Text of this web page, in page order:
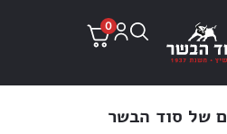
0
של סוד הבשר